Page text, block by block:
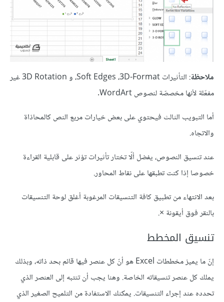
ملاحظة
: التأثيرات Soft Edges ،3D-Format، و 3D Rotation غير
مفعّلة لأنها مخصصّة لنصوص WordArt.
أما التبويب الثالث فيحتوي على بعض خيارات مربع النص كالمحاذاة
والاتجاه.
عند تنسيق النصوص، يفضل ألّا تختار تأثيرات تؤثر على قابلية القراءة
خصوصا إذا كنت تطبقها على نقاط المحاور.
بعد الانتهاء من تطبيق كافة التنسيقات المرغوبة أغلق لوحة التنسيقات
بالنقر فوق أيقونة ×.
تنسيق المخطط
إنّ ما يميز مخططات Excel هو أنّ كل عنصر فيها قائم بحد ذاته، وبذلك
يملك كل عنصر تنسيقاته الخاصة. وهنا يجب أن تنتبه إلى العنصر الذي
تحدده عند إجراء التنسيقات. يمكنك الاستفادة من التلميح الصغير الذي